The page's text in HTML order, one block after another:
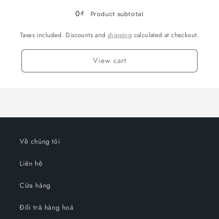
/
0₫ Product subtotal
Taxes included. Discounts andshipping calculated at checkout.
View cart
Về chúng tôi
Liên hệ
Cửa hàng
Đổi trả hàng hoá